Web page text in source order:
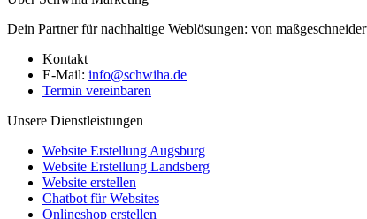
Dein Partner für nachhaltige Weblösungen: von
Kontakt
E-Mail: info@schwiha.de
Termin vereinbaren
Unsere Dienstleistungen
Website Erstellung Augsburg
Website Erstellung Landsberg
Website erstellen
Chatbot für Websites
Onlineshop erstellen